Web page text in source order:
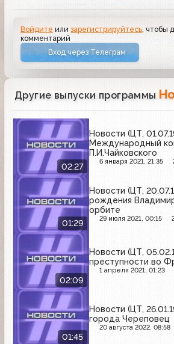
Войдите илизарегистрируйтесь , чтобы
комментарий
Вход через Телеграм
Другие выпуски программы
02:27
Новости (ЦТ,
Международный
П.И.Чайковского
6 января 2021, 21:35
01:29
Новости (ЦТ,
рождения
орбите
29 июля 2021, 00:15
02:09
Новости (ЦТ,
преступности во
1 апреля 2021, 01:23
01:45
Новости (ЦТ,
города Череповец
20 августа 2022, 08:58